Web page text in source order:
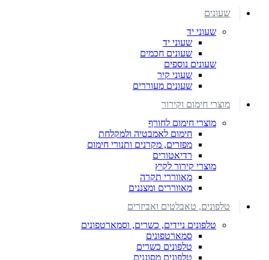
שעונים
שעוני יד
שעוני יד
שעונים חכמים
שעונים נוספים
שעוני קיר
שעונים מעוררים
מוצרי חימום וקירור
מוצרי חימום לחורף
חימום לאמבטיה ולמקלחת
מפזרים, מקרנים ותנורי חימום
רדיאטורים
מוצרי קירור לקיץ
מאווררי תקרה
מאווררים ומצננים
טלפונים, טאבלטים ואביזרים
טלפונים ניידים, כשרים, וסמארטפונים
סמארטפונים
טלפונים כשרים
טלפונים מסוננים